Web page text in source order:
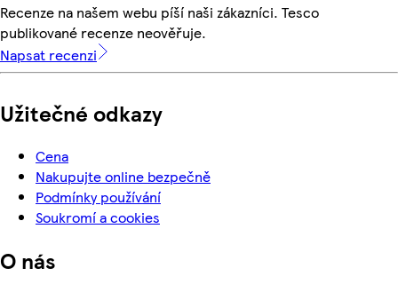
Recenze na našem webu píší naši zákazníci. Tesco
publikované recenze neověřuje.
Napsat recenzi
Užitečné odkazy
Cena
Nakupujte online bezpečně
Podmínky používání
Soukromí a cookies
O nás